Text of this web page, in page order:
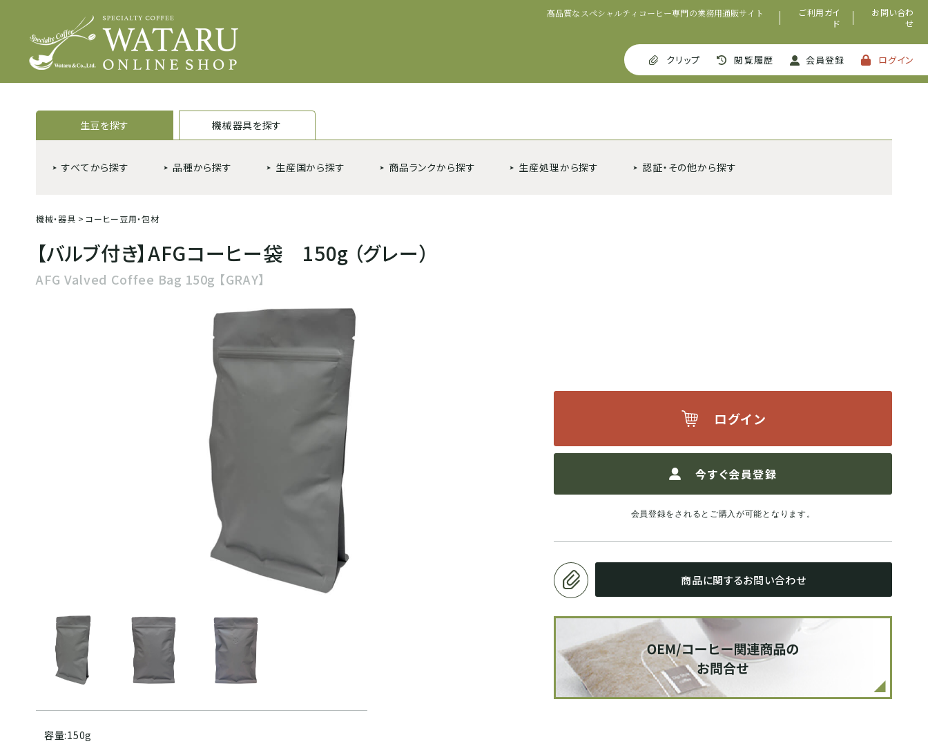
高品質なスペシャルティコーヒー専門の業務用通販サイト
ご利用ガイ
ド
お問い合わ
せ
クリップ 閲覧履歴 会員登録 ログイン
生豆を探す 機械器具を探す
すべてから探す 品種から探す 生産国から探す 商品ランクから探す 生産処理から探す 認証・その他から探す
機械・器具 > コーヒー豆用・包材
【バルブ付き】AFGコーヒー袋 150g （グレー）
AFG Valved Coffee Bag 150g 【GRAY】
容量:150g
ログイン
今すぐ会員登録
会員登録をされるとご購入が可能となります。
商品に関するお問い合わせ